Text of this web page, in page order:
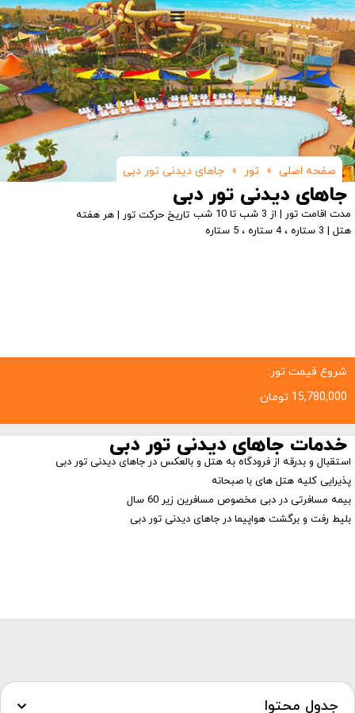
صفحه اصلی » تور » جاهای دیدنی تور دبی
جاهای دیدنی تور دبی
مدت اقامت تور | از 3 شب تا 10 شب
تاریخ حرکت تور | هر هفته
هتل | 3 ستاره ، 4 ستاره ، 5 ستاره
شروع قیمت تور:
15,780,000 تومان
خدمات جاهای دیدنی تور دبی
استقبال و بدرقه از فرودگاه به هتل و بالعکس در جاهای دیدنی تور دبی
پذیرایی کلیه هتل های با صبحانه
بیمه مسافرتی در دبی مخصوص مسافرین زیر 60 سال
بلیط رفت و برگشت هواپیما در جاهای دیدنی تور دبی
جدول محتوا